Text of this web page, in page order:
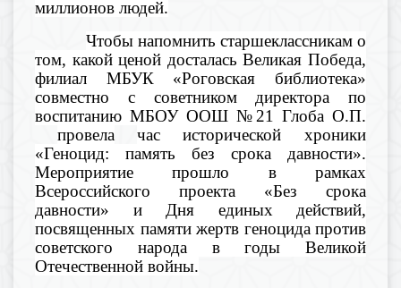
миллионов людей.
Чтобы напомнить старшеклассникам о
том, какой ценой досталасьВеликаяПобеда,
филиал МБУК «Роговская библиотека»
совместно с советником директора по
воспитанию МБОУ ООШ №21 Глоба О.П.
провела
час исторической хроники
«Геноцид: память без срока давности».
Мероприятие прошло в рамках
Всероссийского проекта «Без срока
давности» и Дня единых действий,
посвященных памяти жертв геноцида против
советского народа в годы Великой
Отечественной войны.